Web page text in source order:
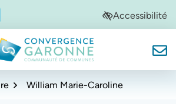
onglet)
nouvel onglet)
un nouvel onglet)
dans un nouvel onglet)
dans un nouvel onglet)Accessibilité
Convergence Garonne
William Marie-Caroline